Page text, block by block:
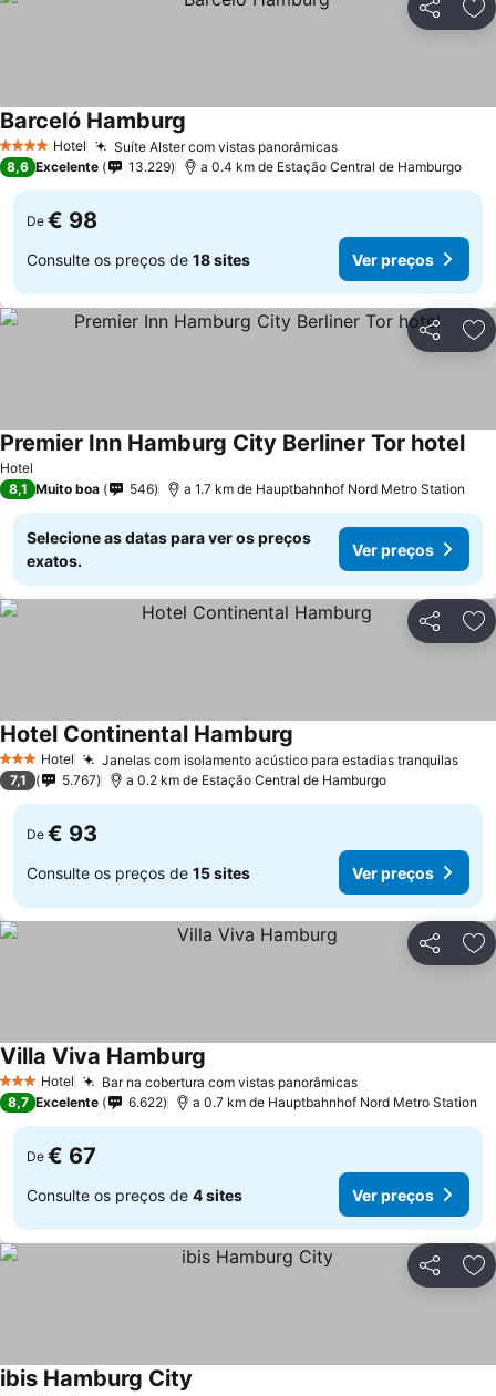
Partilhar
4 EstrelasHotel Suíte Alster com vistas panorâmicas
Barceló Hamburg
8,6 Excelente 13.229 a 0.4 km de Estação Central de Hamburgo
De € 98
Consulte os preços de 18 sites Ver preços
Partilhar
Hotel
Premier Inn Hamburg City Berliner Tor hotel
8,1 Muito boa 546 a 1.7 km de Hauptbahnhof Nord Metro Station
Selecione as datas para ver os preços
exatos.
Ver preços
Partilhar
3 EstrelasHotel Janelas com isolamento acústico para estadias tranquilas
Hotel Continental Hamburg
7,1 5.767 a 0.2 km de Estação Central de Hamburgo
De € 93
Consulte os preços de 15 sites Ver preços
Partilhar
3 EstrelasHotel Bar na cobertura com vistas panorâmicas
Villa Viva Hamburg
8,7 Excelente 6.622 a 0.7 km de Hauptbahnhof Nord Metro Station
De € 67
Consulte os preços de 4 sites Ver preços
Partilhar
ibis Hamburg City